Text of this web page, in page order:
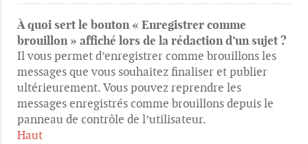
À quoi sert le bouton « Enregistrer comme
brouillon » affiché lors de la rédaction d’un sujet ?
Il vous permet d’enregistrer comme brouillons les
messages que vous souhaitez finaliser et publier
ultérieurement. Vous pouvez reprendre les
messages enregistrés comme brouillons depuis le
panneau de contrôle de l’utilisateur.
Haut